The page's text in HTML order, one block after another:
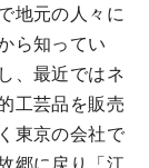
地元の人々に
ら知ってい
、最近ではネ
工芸品を販売
東京の会社で